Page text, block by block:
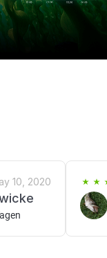
10, 2020